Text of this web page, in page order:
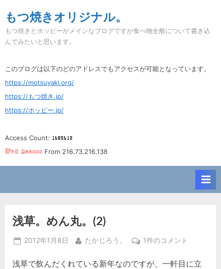
to
content
もつ焼きオリジナル。
もつ焼きとホッピーがメインなブログですが食べ物全般について書き込
んでみたいと思います。
このブログは以下のどのアドレスでもアクセスが可能となっています。
https://motsuyaki.org/
https://もつ焼き.jp/
https://ホッピー.jp/
Access Count:
From 216.73.216.138
浅草。めん丸。(2)
Posted
2012年1月8日 By
たかじろう。
浅
め
1件のコメント
浅草で飲んだくれている新年なのですが、一軒目に立